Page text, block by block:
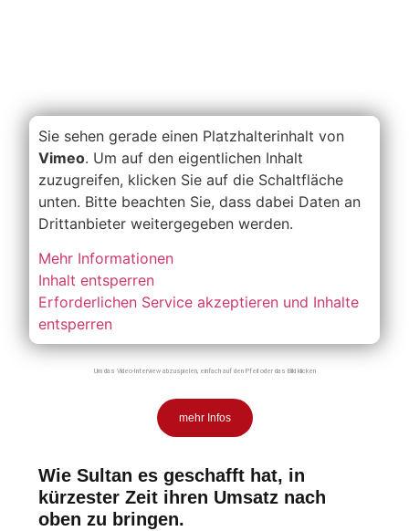
Sie sehen gerade einen Platzhalterinhalt von
Vimeo. Um auf den eigentlichen Inhalt
zuzugreifen, klicken Sie auf die Schaltfläche
unten. Bitte beachten Sie, dass dabei Daten an
Drittanbieter weitergegeben werden.
Mehr Informationen
Inhalt entsperren
Erforderlichen Service akzeptieren und Inhalte
entsperren
Um das Video-Interview abzuspielen, einfach auf den Pfeil oder das Bild klicken
mehr Infos
Wie Sultan es geschafft hat, in
kürzester Zeit ihren Umsatz nach
oben zu bringen.